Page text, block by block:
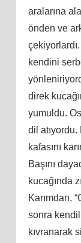
aralarına
önden ve
kendini
direk
yumuldu.
dil atıyordu.
kafasını
Başını
kucağında
Karımdan,
sonra
kıvranarak